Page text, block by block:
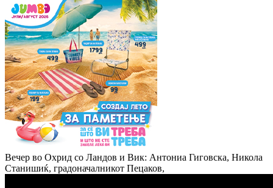
Вечер во Охрид со Ландов и Вик: Антониа Гиговска, Никола
Станишиќ, градоначалникот Пецаков,